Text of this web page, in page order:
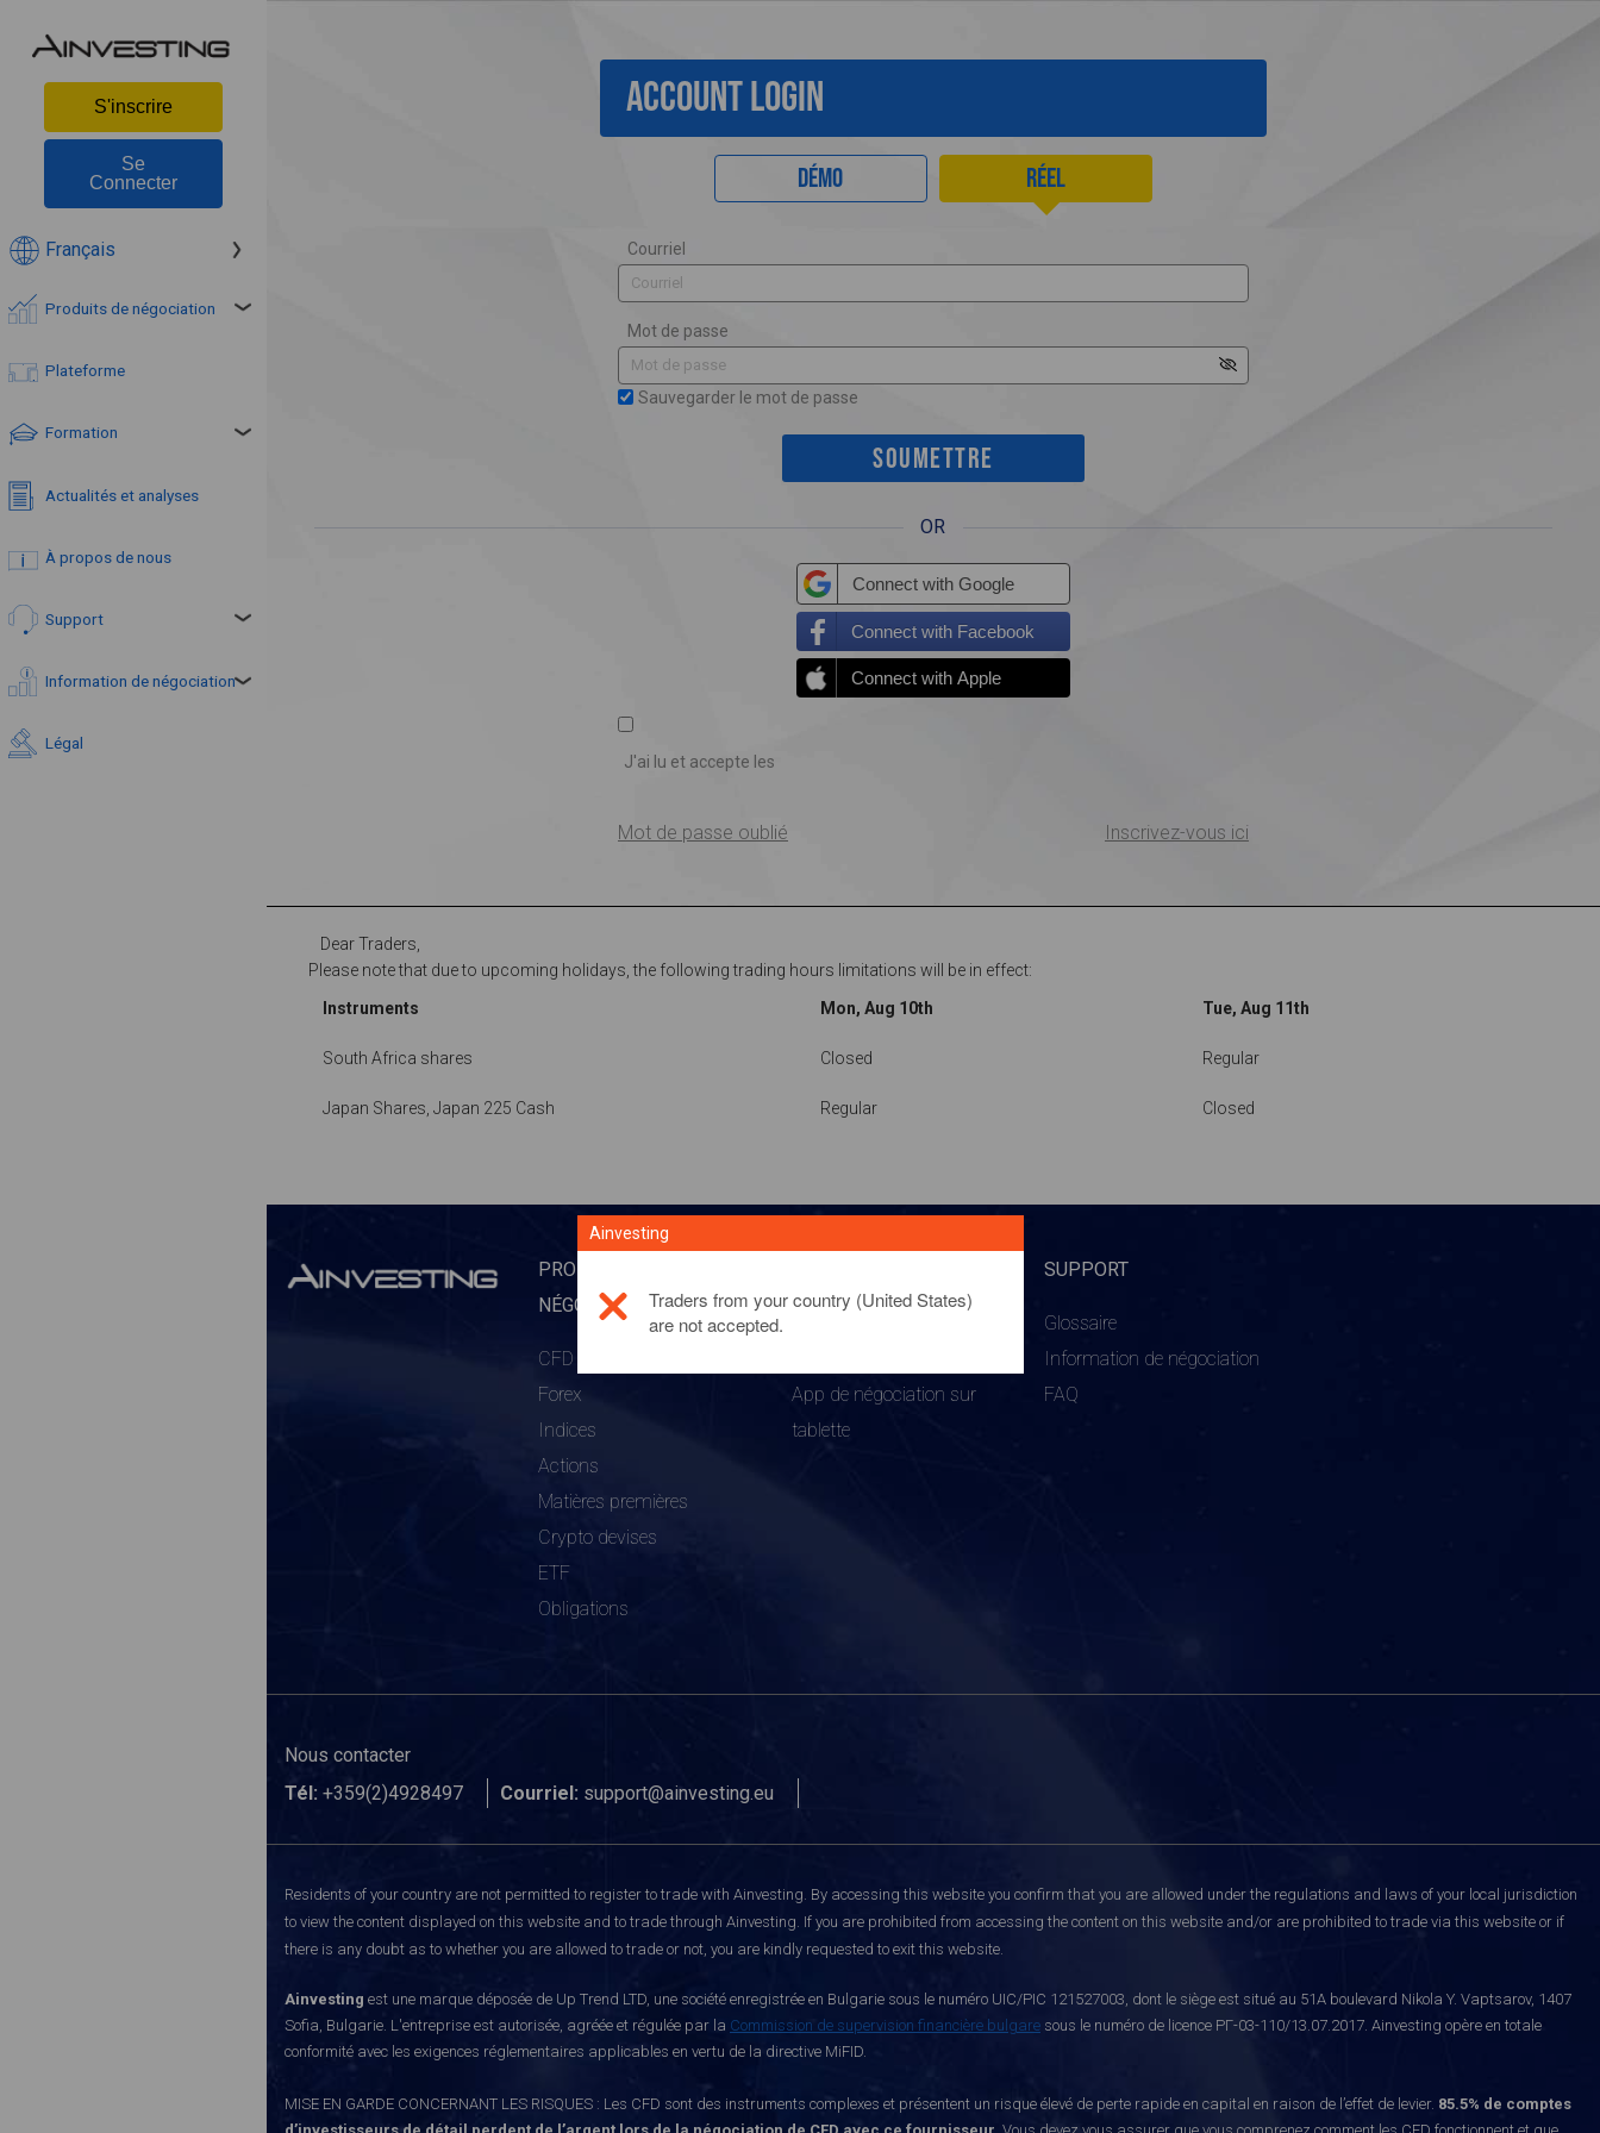
S'inscrire
Se
Connecter
Français
Produits de négociation
Plateforme
Formation
Actualités et analyses
À propos de nous
Support
Information de négociation
Légal
ACCOUNT LOGIN
Démo Réel
Courriel
Mot de passe
Sauvegarder le mot de passe
OR
Connect with Google
Connect with Facebook
Connect with Apple
J'ai lu et accepte les
Mot de passe oublié Inscrivez-vous ici
Dear Traders,
Please note that due to upcoming holidays, the following trading hours limitations will be in effect:
Instruments
Mon, Aug 10th Tue, Aug 11th
South Africa shares Closed Regular
Japan Shares, Japan 225 Cash Regular Closed
PRODUITS DE
NÉGOCIATION
CFD
Forex
Indices
Actions
Matières premières
Crypto devises
ETF
Obligations
App de négociation sur
tablette
SUPPORT
Glossaire
Information de négociation
FAQ
Nous contacter
Tél: +359(2)4928497 Courriel: support@ainvesting.eu
Residents of your country are not permitted to register to trade with Ainvesting. By accessing this website you confirm that you are allowed under the regulations and laws of your local jurisdiction
to view the content displayed on this website and to trade through Ainvesting. If you are prohibited from accessing the content on this website and/or are prohibited to trade via this website or if
there is any doubt as to whether you are allowed to trade or not, you are kindly requested to exit this website.
Ainvesting est une marque déposée de Up Trend LTD, une société enregistrée en Bulgarie sous le numéro UIC/PIC 121527003, dont le siège est situé au 51A boulevard Nikola Y. Vaptsarov, 1407
Sofia, Bulgarie. L'entreprise est autorisée, agréée et régulée par la Commission de supervision financière bulgare sous le numéro de licence РГ-03-110/13.07.2017. Ainvesting opère en totale
conformité avec les exigences réglementaires applicables en vertu de la directive MiFID.
MISE EN GARDE CONCERNANT LES RISQUES : Les CFD sont des instruments complexes et présentent un risque élevé de perte rapide en capital en raison de l’effet de levier. 85.5% de comptes
Ainvesting
Traders from your country (United States)
are not accepted.